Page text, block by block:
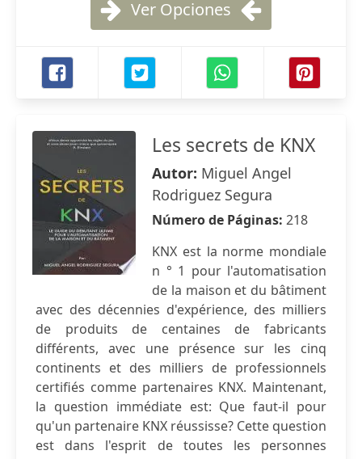
Ver Opciones
Les secrets de KNX
Autor: Miguel Angel
Rodriguez Segura
Número de Páginas: 218
KNX est la norme mondiale
n ° 1 pour l'automatisation
de la maison et du bâtiment
avec des décennies d'expérience, des milliers
de produits de centaines de fabricants
différents, avec une présence sur les cinq
continents et des milliers de professionnels
certifiés comme partenaires KNX. Maintenant,
la question immédiate est: Que faut-il pour
qu'un partenaire KNX réussisse? Cette question
est dans l'esprit de toutes les personnes